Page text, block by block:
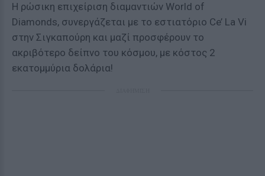
Η ρώσικη επιχείριση διαμαντιών World of
Diamonds, συνεργάζεται με το εστιατόριο Ce’ La Vi
στην Σιγκαπούρη και μαζί προσφέρουν το
ακριβότερο δείπνο του κόσμου, με κόστος 2
εκατομμύρια δολάρια!